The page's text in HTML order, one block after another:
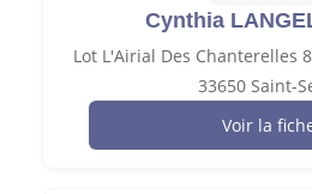
Cynthia
Lot L'Airial Des Chanterelles
33650 Saint-
Voir la